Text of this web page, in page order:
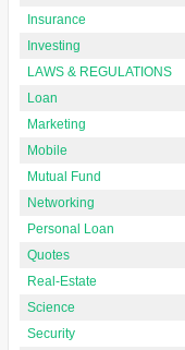
Insurance
Investing
LAWS & REGULATIONS
Loan
Marketing
Mobile
Mutual Fund
Networking
Personal Loan
Quotes
Real-Estate
Science
Security